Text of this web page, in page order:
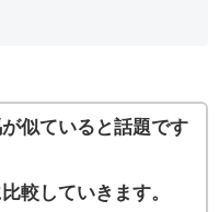
似ていると話題です
較していきます。